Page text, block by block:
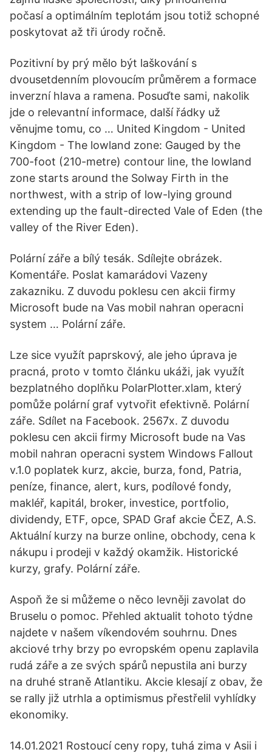
počasí a optimálním teplotám jsou totiž schopné
poskytovat až tři úrody ročně.
Pozitivní by prý mělo být laškování s
dvousetdenním plovoucím průměrem a formace
inverzní hlava a ramena. Posuďte sami, nakolik
jde o relevantní informace, další řádky už
věnujme tomu, co … United Kingdom - United
Kingdom - The lowland zone: Gauged by the
700-foot (210-metre) contour line, the lowland
zone starts around the Solway Firth in the
northwest, with a strip of low-lying ground
extending up the fault-directed Vale of Eden (the
valley of the River Eden).
Polární záře a bílý tesák. Sdílejte obrázek.
Komentáře. Poslat kamarádovi Vazeny
zakazniku. Z duvodu poklesu cen akcii firmy
Microsoft bude na Vas mobil nahran operacni
system … Polární záře.
Lze sice využít paprskový, ale jeho úprava je
pracná, proto v tomto článku ukáži, jak využít
bezplatného doplňku PolarPlotter.xlam, který
pomůže polární graf vytvořit efektivně. Polární
záře. Sdílet na Facebook. 2567x. Z duvodu
poklesu cen akcii firmy Microsoft bude na Vas
mobil nahran operacni system Windows Fallout
v.1.0 poplatek kurz, akcie, burza, fond, Patria,
peníze, finance, alert, kurs, podílové fondy,
makléř, kapitál, broker, investice, portfolio,
dividendy, ETF, opce, SPAD Graf akcie ČEZ, A.S.
Aktuální kurzy na burze online, obchody, cena k
nákupu i prodeji v každý okamžik. Historické
kurzy, grafy. Polární záře.
Aspoň že si můžeme o něco levněji zavolat do
Bruselu o pomoc. Přehled aktualit tohoto týdne
najdete v našem víkendovém souhrnu. Dnes
akciové trhy brzy po evropském openu zaplavila
rudá záře a ze svých spárů nepustila ani burzy
na druhé straně Atlantiku. Akcie klesají z obav, že
se rally již utrhla a optimismus přestřelil vyhlídky
ekonomiky.
14.01.2021 Rostoucí ceny ropy, tuhá zima v Asii i